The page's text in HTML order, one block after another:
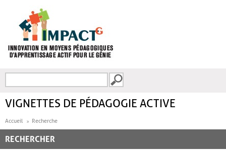
FORMULAIRE DE
VIGNETTES DE PÉDAGOGIE ACTIVE
Accueil Recherche
RECHERCHER